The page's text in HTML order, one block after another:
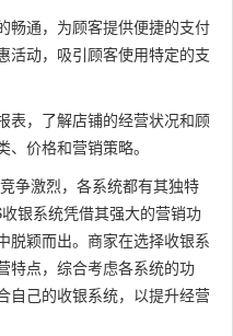
畅通，为顾客提供便捷的支付
活动，吸引顾客使用特定的支
表，了解店铺的经营状况和顾
价格和营销策略。
争激烈，各系统都有其独特
银系统凭借其强大的营销功
脱颖而出。商家在选择收银系
特点，综合考虑各系统的功
自己的收银系统，以提升经营